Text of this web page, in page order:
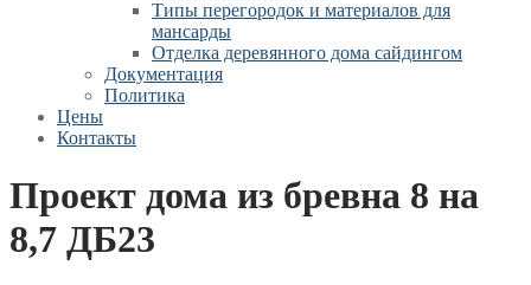
Типы перегородок и материалов для
мансарды
Отделка деревянного дома сайдингом
Документация
Политика
Цены
Контакты
Проект дома из бревна 8 на
8,7 ДБ23